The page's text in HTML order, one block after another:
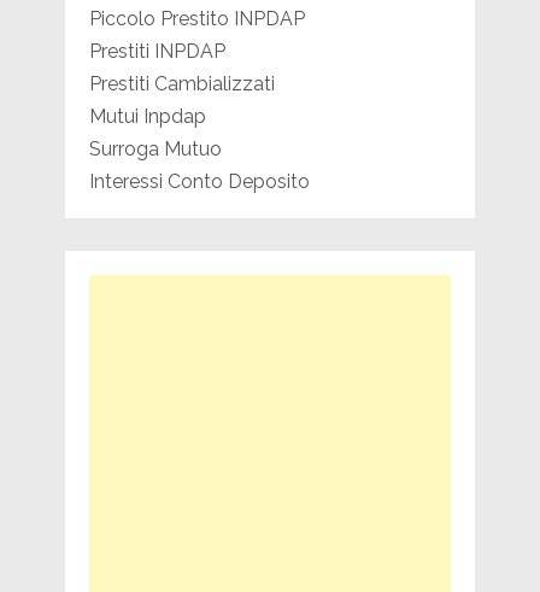
Piccolo Prestito INPDAP
Prestiti INPDAP
Prestiti Cambializzati
Mutui Inpdap
Surroga Mutuo
Interessi Conto Deposito